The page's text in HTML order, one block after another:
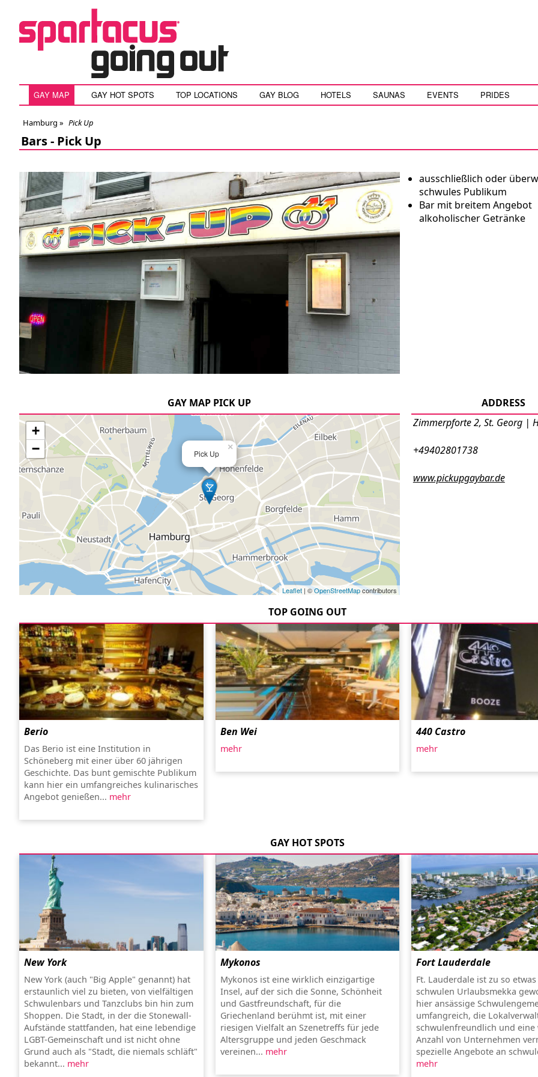
GAY MAP GAY HOT SPOTS TOP LOCATIONS GAY BLOG HOTELS SAUNAS EVENTS PRIDES
Hamburg » Pick Up
Bars - Pick Up
ausschließlich oder
schwules Publikum
Bar mit breitem Angebot
alkoholischer Getränke
ADDRESS
Zimmerpforte 2, St. Georg |
+49402801738
www.pickupgaybar.de
GAY MAP PICK UP
Pick Up
×
+
−
Leaflet| ©OpenStreetMapcontributors
TOP GOING OUT
Berio
Das Berio ist eine Institution in
Schöneberg mit einer über 60 jährigen
Geschichte. Das bunt gemischte Publikum
kann hier ein umfangreiches kulinarisches
Angebot genießen... mehr
Ben Wei
mehr
440 Castro
mehr
GAY HOT SPOTS
New York
New York (auch "Big Apple" genannt) hat
erstaunlich viel zu bieten, von vielfältigen
Schwulenbars und Tanzclubs bin hin zum
Shoppen. Die Stadt, in der die Stonewall-
Aufstände stattfanden, hat eine lebendige
LGBT-Gemeinschaft und ist nicht ohne
Grund auch als "Stadt, die niemals schläft"
bekannt... mehr
Mykonos
Mykonos ist eine wirklich einzigartige
Insel, auf der sich die Sonne, Schönheit
und Gastfreundschaft, für die
Griechenland berühmt ist, mit einer
riesigen Vielfalt an Szenetreffs für jede
Altersgruppe und jeden Geschmack
vereinen... mehr
Fort Lauderdale
Ft. Lauderdale ist zu so
schwulen Urlaubsmekka
hier ansässige
umfangreich, die
schwulenfreundlich und eine
Anzahl von Unternehmen
spezielle Angebote an
mehr